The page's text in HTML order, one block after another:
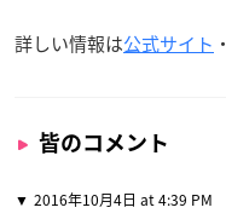
詳しい情報は公式サイト ・
皆のコメント
2016年10月4日 at 4:39 PM